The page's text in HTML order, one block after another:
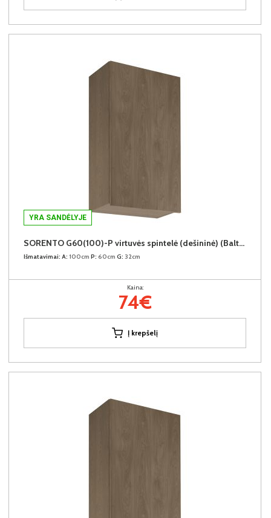
YRA SANDĖLYJE
SORENTO G60(100)-P virtuvės spintelė (dešininė) (Baltic Storm/Baltic Storm)
Išmatavimai: A: 100cm P: 60cm G: 32cm
Kaina:
74€
Į krepšelį